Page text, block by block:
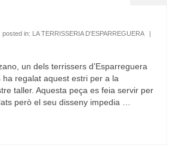
posted in: LA TERRISSERIA D'ESPARREGUERA
un dels terrissers d’Esparreguera
ha regalat aquest estri per a la
taller. Aquesta peça es feia servir per
però el seu disseny impedia …